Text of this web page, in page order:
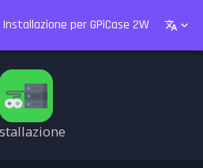
per GPiCase 2W +